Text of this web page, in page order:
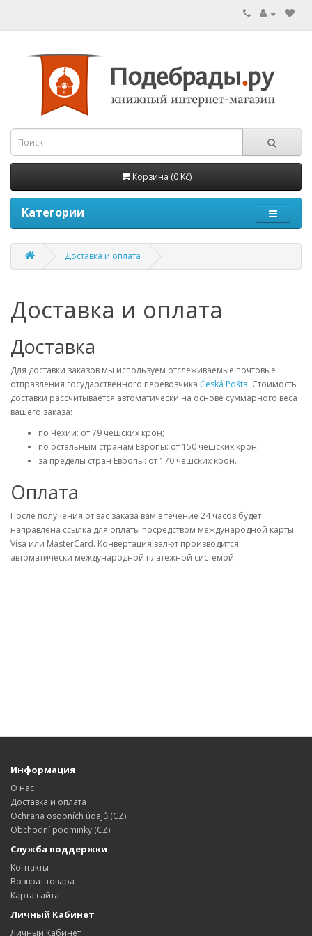
Корзина (0 Kč)
Категории
Доставка и оплата
Доставка и оплата
Доставка
Для доставки заказов мы используем отслеживаемые почтовые
отправления государственного перевозчика Česká Pošta. Стоимость
доставки рассчитывается автоматически на основе суммарного веса
вашего заказа:
по Чехии: от 79 чешских крон;
по остальным странам Европы: от 150 чешских крон;
за пределы стран Европы: от 170 чешских крон.
Оплата
После получения от вас заказа вам в течение 24 часов будет
направлена ссылка для оплаты посредством международной карты
Visa или MasterCard. Конвертация валют производится
автоматически международной платежной системой.
Информация
О нас
Доставка и оплата
Ochrana osobních údajů (CZ)
Obchodní podminky (CZ)
Служба поддержки
Контакты
Возврат товара
Карта сайта
Личный Кабинет
Личный Кабинет